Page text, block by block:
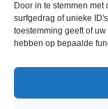
Door in te stemmen
surfgedrag of unieke
toestemming geeft of
hebben op bepaalde